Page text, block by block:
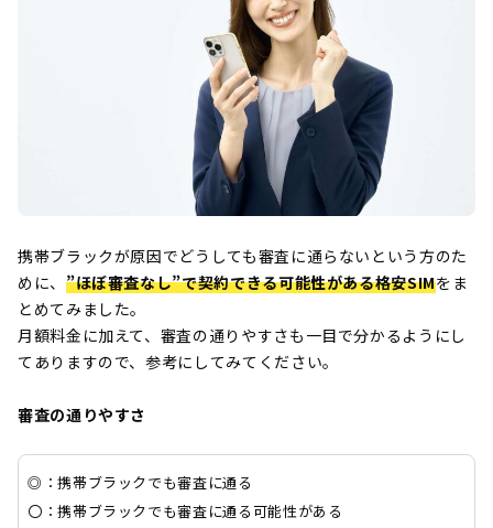
携帯ブラックが原因でどうしても審査に通らないという方のた
めに、 ”ほぼ審査なし”で契約できる可能性がある格安SIMをま
とめてみました。
月額料金に加えて、審査の通りやすさも一目で分かるようにし
てありますので、参考にしてみてください。
審査の通りやすさ
◎：携帯ブラックでも審査に通る
〇：携帯ブラックでも審査に通る可能性がある